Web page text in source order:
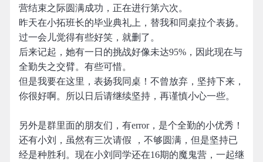
营结束之际圆满成功，正在进行第六次。
昨天在小拓班长的毕业典礼上，替我和同桌拉个表扬。
过一会儿觉得有些好笑，就删了。
后来记起，她有一日的挑战好像未达95%，因此现在与
全勤失之交臂。有些可惜。
但是我要在这里，表扬我同桌！不曾放弃，坚持下来，
你很好啊。所以日后请继续坚持，再谨慎小心一些。
另外是群里面的朋友们，有error，是个全勤的小优秀！
还有小刘，虽然有三次请假 ，不够圆满，但是坚持已
经是种胜利。现在小刘同学还在16期的魔鬼营，一起继